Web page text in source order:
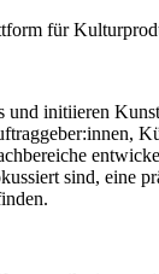
für
und initiieren
sind, eine